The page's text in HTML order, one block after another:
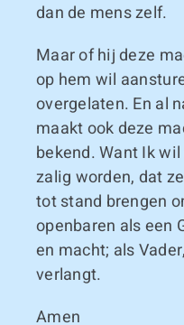
dan de mens zelf.
Maar of hij deze
op hem wil
overgelaten. En al
maakt ook deze
bekend. Want Ik
zalig worden, dat
tot stand brengen
openbaren als een
en macht; als
verlangt.
Amen